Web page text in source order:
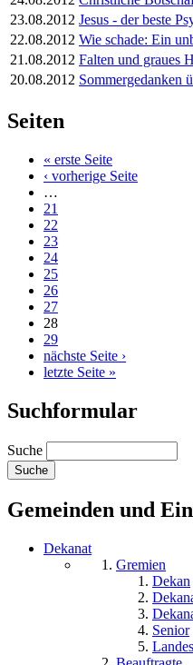
23.08.2012 Jesus - der beste
22.08.2012 Wie schade: Ein
21.08.2012 Falten und graues
20.08.2012 Sommergedanken
Seiten
« erste Seite
‹ vorherige Seite
…
21
22
23
24
25
26
27
28
29
nächste Seite ›
letzte Seite »
Suchformular
Suche
Gemeinden und
Dekanat
Gremien
Dekan
Senior